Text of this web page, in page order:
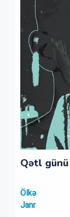
Qətl
Ölkə
Janr